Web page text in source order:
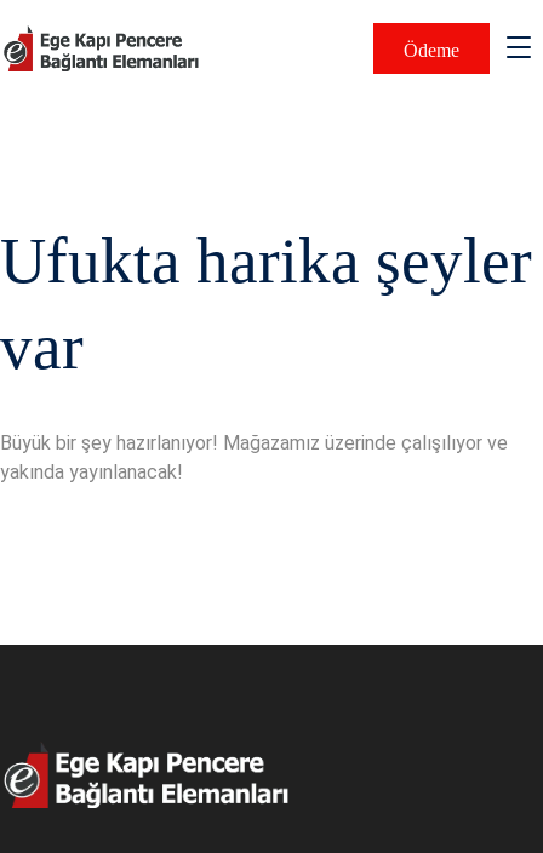
Ödeme
Ufukta harika şeyler
var
Büyük bir şey hazırlanıyor! Mağazamız üzerinde çalışılıyor ve
yakında yayınlanacak!